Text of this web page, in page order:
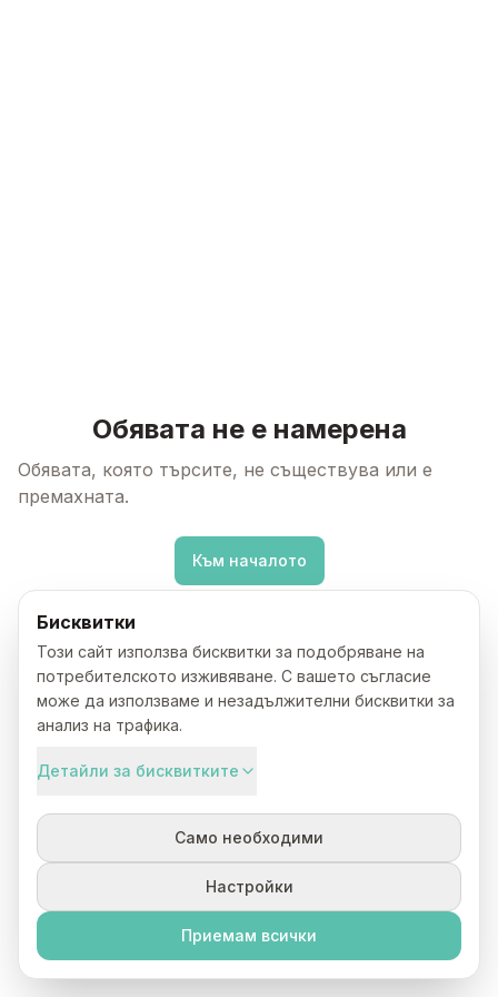
Обявата не е намерена
Обявата, която търсите, не съществува или е
премахната.
Към началото
Бисквитки
Този сайт използва бисквитки за подобряване на
потребителското изживяване. С вашето съгласие
може да използваме и незадължителни бисквитки за
анализ на трафика.
Детайли за бисквитките
Само необходими
Настройки
Приемам всички